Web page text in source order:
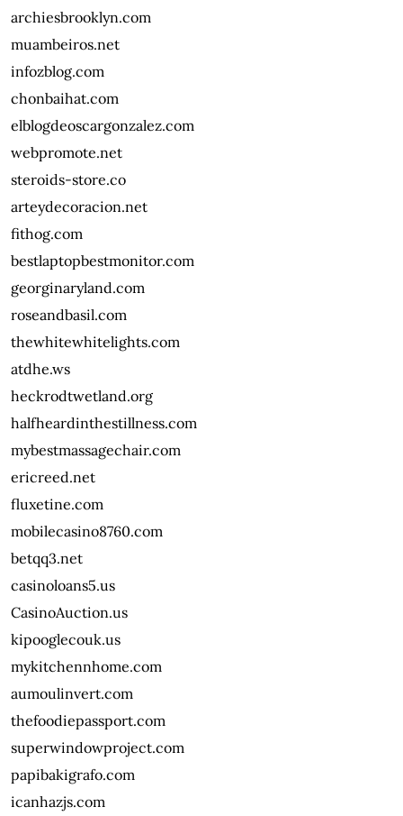
archiesbrooklyn.com
muambeiros.net
infozblog.com
chonbaihat.com
elblogdeoscargonzalez.com
webpromote.net
steroids-store.co
arteydecoracion.net
fithog.com
bestlaptopbestmonitor.com
georginaryland.com
roseandbasil.com
thewhitewhitelights.com
atdhe.ws
heckrodtwetland.org
halfheardinthestillness.com
mybestmassagechair.com
ericreed.net
fluxetine.com
mobilecasino8760.com
betqq3.net
casinoloans5.us
CasinoAuction.us
kipooglecouk.us
mykitchennhome.com
aumoulinvert.com
thefoodiepassport.com
superwindowproject.com
papibakigrafo.com
icanhazjs.com